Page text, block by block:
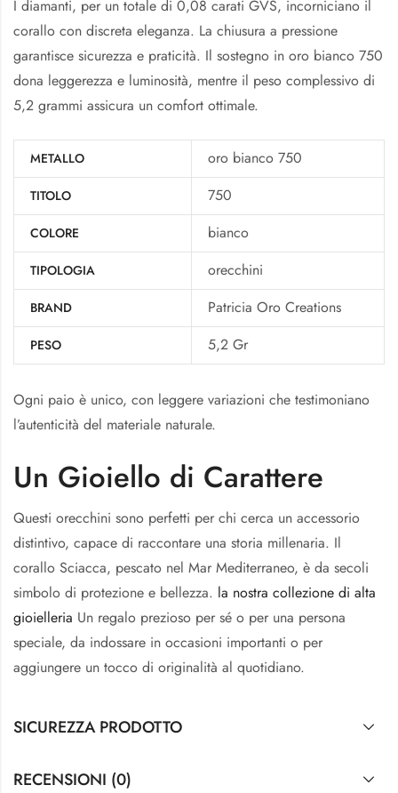
I diamanti, per un totale di 0,08 carati GVS, incorniciano il
corallo con discreta eleganza. La chiusura a pressione
garantisce sicurezza e praticità. Il sostegno in oro bianco 750
dona leggerezza e luminosità, mentre il peso complessivo di
5,2 grammi assicura un comfort ottimale.
METALLO oro bianco 750
TITOLO 750
COLORE bianco
TIPOLOGIA orecchini
BRAND Patricia Oro Creations
PESO 5,2 Gr
Ogni paio è unico, con leggere variazioni che testimoniano
l’autenticità del materiale naturale.
Un Gioiello di Carattere
Questi orecchini sono perfetti per chi cerca un accessorio
distintivo, capace di raccontare una storia millenaria. Il
corallo Sciacca, pescato nel Mar Mediterraneo, è da secoli
simbolo di protezione e bellezza. la nostra collezione di alta
gioielleria Un regalo prezioso per sé o per una persona
speciale, da indossare in occasioni importanti o per
aggiungere un tocco di originalità al quotidiano.
SICUREZZA PRODOTTO
RECENSIONI (0)